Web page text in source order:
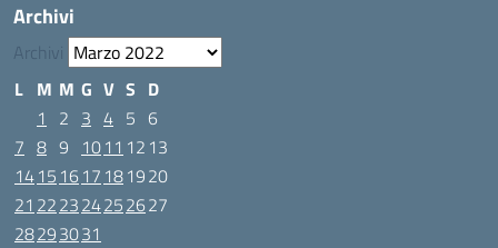
Archivi
Archivi
L M M G V S D
1
2 3 4 5 6
7 8 9 1011 12 13
1415 1617 181920
21 222324252627
28293031